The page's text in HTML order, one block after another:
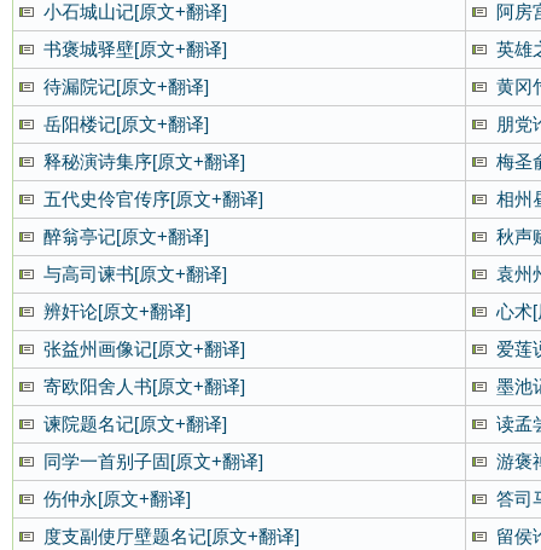
小石城山记[原文+翻译]
阿房
书褒城驿壁[原文+翻译]
英雄
待漏院记[原文+翻译]
黄冈
岳阳楼记[原文+翻译]
朋党
释秘演诗集序[原文+翻译]
梅圣
五代史伶官传序[原文+翻译]
相州
醉翁亭记[原文+翻译]
秋声
与高司谏书[原文+翻译]
袁州
辨奸论[原文+翻译]
心术
张益州画像记[原文+翻译]
爱莲
寄欧阳舍人书[原文+翻译]
墨池
谏院题名记[原文+翻译]
读孟
同学一首别子固[原文+翻译]
游褒
伤仲永[原文+翻译]
答司
度支副使厅壁题名记[原文+翻译]
留侯